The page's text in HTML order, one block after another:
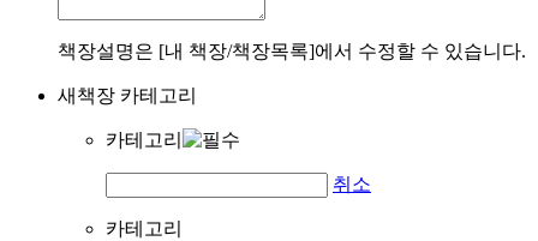
책장설명은 [내 책장/책장목록]에서 수정할 수 있습니다.
새책장 카테고리
카테고리
취소
카테고리